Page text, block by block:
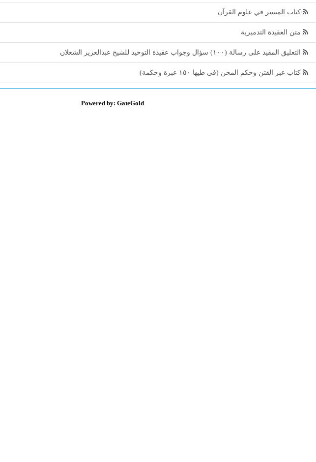
كتاب الميسر في علوم القرآن
متن العقيدة التدميرية
التعليق المفيد على رسالة (١٠٠) سؤال وجواب عقيدة التوحيد للشيخ عبدالعزيز الشعلان
كتاب عبر الفتن وحكم المحن (في طيها ١٥٠ عبرة وحكمة)
Powered by: GateGold